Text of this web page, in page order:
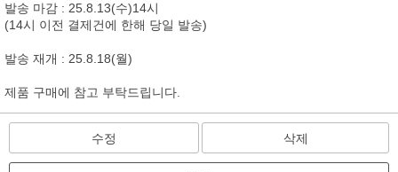
발송 마감 : 25.8.13(수)14시
(14시 이전 결제건에 한해 당일 발송)
발송 재개 : 25.8.18(월)
제품 구매에 참고 부탁드립니다.
수정 삭제